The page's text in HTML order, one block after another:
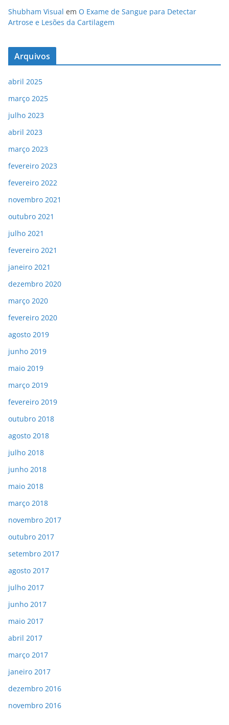
Shubham Visual em O Exame de Sangue para Detectar
Artrose e Lesões da Cartilagem
Arquivos
abril 2025
março 2025
julho 2023
abril 2023
março 2023
fevereiro 2023
fevereiro 2022
novembro 2021
outubro 2021
julho 2021
fevereiro 2021
janeiro 2021
dezembro 2020
março 2020
fevereiro 2020
agosto 2019
junho 2019
maio 2019
março 2019
fevereiro 2019
outubro 2018
agosto 2018
julho 2018
junho 2018
maio 2018
março 2018
novembro 2017
outubro 2017
setembro 2017
agosto 2017
julho 2017
junho 2017
maio 2017
abril 2017
março 2017
janeiro 2017
dezembro 2016
novembro 2016